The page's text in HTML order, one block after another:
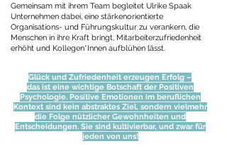
Gemeinsam mit ihrem Team begleitet Ulrike Spaak
Unternehmen dabei, eine stärkenorientierte
Organisations- und Führungskultur zu verankern, die
Menschen in ihre Kraft bringt, Mitarbeiterzufriedenheit
erhöht und Kollegen*Innen aufblühen lässt.
Glück und Zufriedenheit erzeugen Erfolg –
das ist eine wichtige Botschaft der Positiven
Psychologie. Positive Emotionen im beruflichen
Kontext sind kein abstraktes Ziel, sondern vielmehr
die Folge nützlicher Gewohnheiten und
Entscheidungen. Sie sind kultivierbar, und zwar für
jeden von uns!